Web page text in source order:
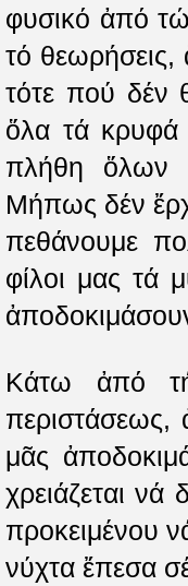
φυσικό ἀπό
τό θεωρήσεις,
τότε πού δέν
ὅλα τά κρυφά
πλήθη ὅλων
Μήπως δέν
πεθάνουμε
φίλοι μας τά
Κάτω ἀπό τή
περιστάσεως,
μᾶς
χρειάζεται νά
προκειμένου
νύχτα ἔπεσα